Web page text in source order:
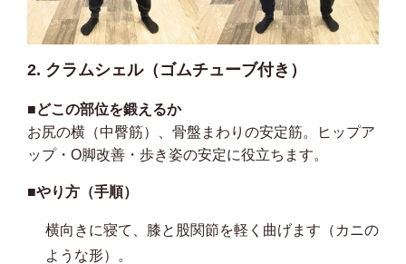
2. クラムシェル（ゴムチューブ付き）
■どこの部位を鍛えるか
お尻の横（中臀筋）、骨盤まわりの安定筋。ヒップア
ップ・O脚改善・歩き姿の安定に役立ちます。
■やり方（手順）
横向きに寝て、膝と股関節を軽く曲げます（カニの
ような形）。